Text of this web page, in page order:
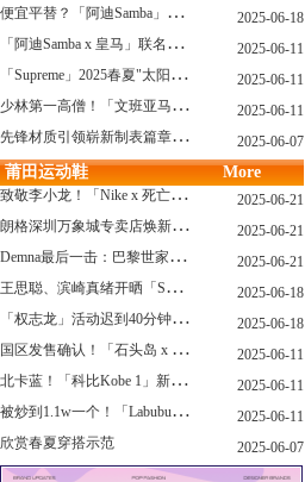
便
宜平替？「阿迪Samba」特别款"珍珠蕾丝"曝光，确认发售！ 2025-06-18
「
阿迪Samba x 皇马」联名确认发售，附发售链接... 2025-06-11
「
Supreme」2025春夏"太阳镜"系列曝光，附发售指南！ 2025-06-11
少
林第一高僧！「文班亚马」剃光头，去河南少林寺修行了... 2025-06-11
先
锋材质引领崭新制表篇章 TAG Heuer泰格豪雅推出采用新型钛金属打造的摩纳哥系列双秒追针计时码表，全新定义先锋材质 2025-06-07
莆田运动鞋 More
致
敬李小龙！「Nike x 死亡游戏」特殊配色曝光，确认发售！ 2025-06-21
朗
格深圳万象城专卖店焕新开幕 萨克森制表艺术耀启华南新章 2025-06-21
D
emna最后一击：巴黎世家玩上PUMA了 2025-06-21
王
思聪、滨崎真绪开晒「Switch 2」，一台溢价1000+...！ 2025-06-18
「
权志龙」活动迟到40分钟，反手捐了8.8亿韩元... 2025-06-18
国
区发售确认！「石头岛 x New Balance」新联名曝光，定档了！ 2025-06-11
北
卡蓝！「科比Kobe 1」新配色要发售了... 2025-06-11
被
炒到1.1w一个！「Labubu x sacai」三方特殊联名曝光...
2025-06-11
欣赏春夏穿搭示范
2025-06-07